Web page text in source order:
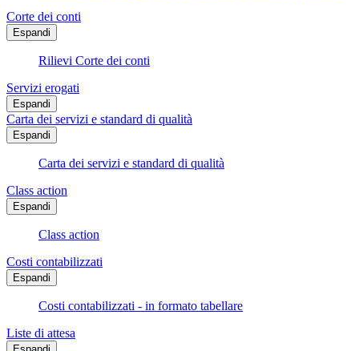
Corte dei conti
Espandi
Rilievi Corte dei conti
Servizi erogati
Espandi
Carta dei servizi e standard di qualità
Espandi
Carta dei servizi e standard di qualità
Class action
Espandi
Class action
Costi contabilizzati
Espandi
Costi contabilizzati - in formato tabellare
Liste di attesa